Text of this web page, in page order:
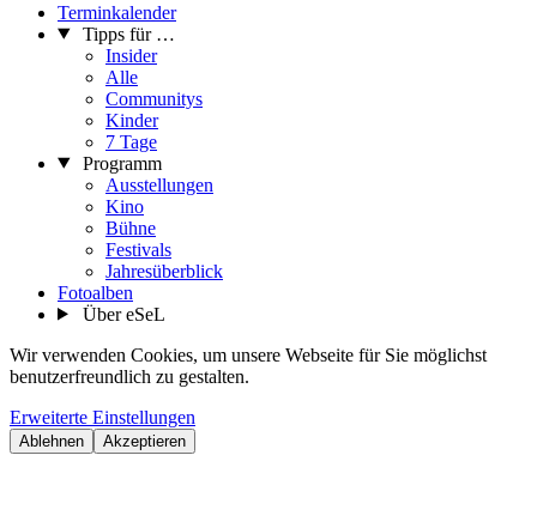
Terminkalender
Tipps für …
Insider
Alle
Communitys
Kinder
7 Tage
Programm
Ausstellungen
Kino
Bühne
Festivals
Jahresüberblick
Fotoalben
Über eSeL
Wir verwenden Cookies, um unsere Webseite für Sie möglichst
benutzerfreundlich zu gestalten.
Erweiterte Einstellungen
Ablehnen Akzeptieren